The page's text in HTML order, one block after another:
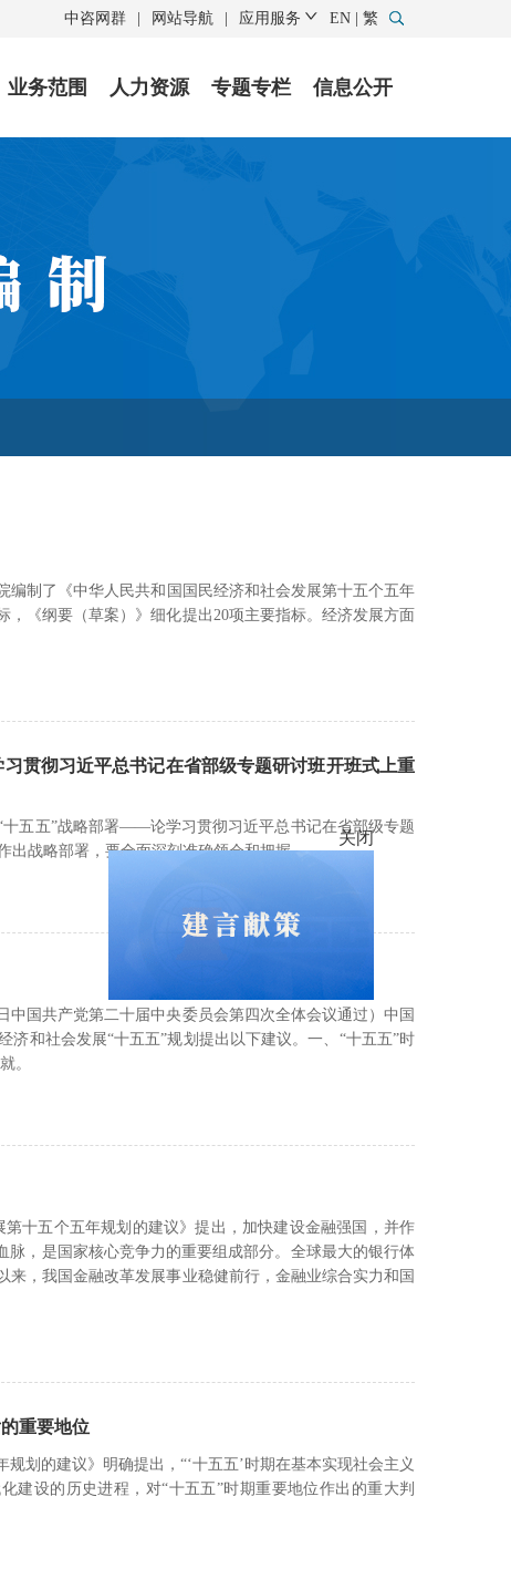
中咨网群 网站导航 应用服务 EN 繁
业务范围 人力资源 专题专栏 信息公开
制了《中华人民共和国国民经济和社会发展第十五个五年
《纲要（草案）》细化提出20项主要指标。经济发展方面
贯彻习近平总书记在省部级专题研讨班开班式上重
五五”战略部署——论学习贯彻习近平总书记在省部级专题
战略部署，要全面深刻准确领会和把握。
中国共产党第二十届中央委员会第四次全体会议通过）中国
和社会发展“十五五”规划提出以下建议。一、“十五五”时
。
十五个五年规划的建议》提出，加快建设金融强国，并作
脉，是国家核心竞争力的重要组成部分。全球最大的银行体
，我国金融改革发展事业稳健前行，金融业综合实力和国
重要地位
划的建议》明确提出，“‘十五五’时期在基本实现社会主义
建设的历史进程，对“十五五”时期重要地位作出的重大判